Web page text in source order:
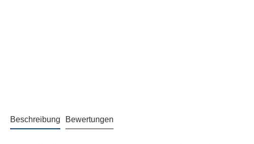
Beschreibung Bewertungen